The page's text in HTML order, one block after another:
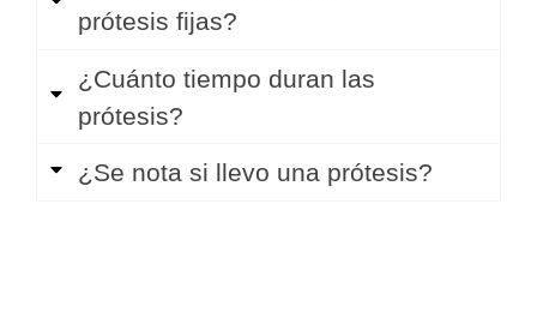
prótesis fijas?
¿Cuánto tiempo duran las
prótesis?
¿Se nota si llevo una prótesis?